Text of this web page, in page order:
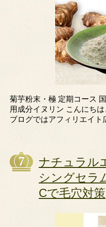
菊芋粉末・極 定期コース
用成分イヌリン こんにち
ブログではアフィリエイト
ナチュラル
シングセラ
Cで毛穴対策